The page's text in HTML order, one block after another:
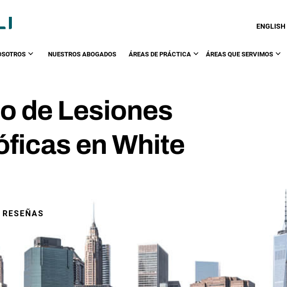
ENGLISH
NUESTROS ABOGADOS ÁREAS DE PRÁCTICA ÁREAS QUE SERVIMOS
de Lesiones
en White